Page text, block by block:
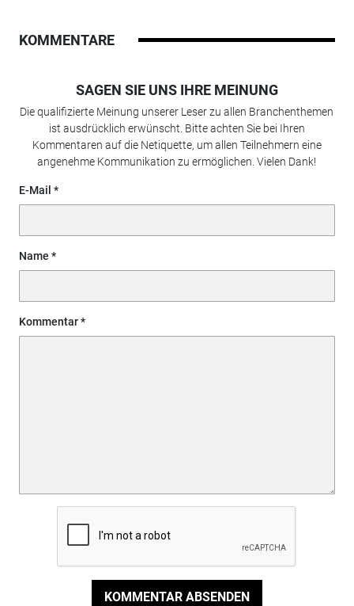
KOMMENTARE
SAGEN SIE UNS IHRE MEINUNG
Die qualifizierte Meinung unserer Leser zu allen Branchenthemen
ist ausdrücklich erwünscht. Bitte achten Sie bei Ihren
Kommentaren auf die Netiquette, um allen Teilnehmern eine
angenehme Kommunikation zu ermöglichen. Vielen Dank!
E-Mail
Name
Kommentar
KOMMENTAR ABSENDEN